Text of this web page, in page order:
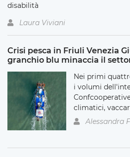
disabilità
Laura Viviani
Crisi pesca in Friuli Venezia
granchio blu minaccia il
Nei primi
i volumi
climatici,
Alessandra